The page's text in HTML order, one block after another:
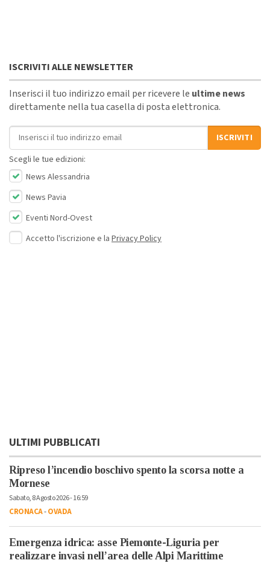
ISCRIVITI ALLE NEWSLETTER
Inserisci il tuo indirizzo email per ricevere le ultime news
direttamente nella tua casella di posta elettronica.
Indirizzo email
ISCRIVITI
Scegli le tue edizioni:
News Alessandria
News Pavia
Eventi Nord-Ovest
Accetto l'iscrizione e la Privacy Policy
ULTIMI PUBBLICATI
Ripreso l’incendio boschivo spento la scorsa notte a
Mornese
Sabato, 8 Agosto 2026 - 16:59
CRONACA-OVADA
Emergenza idrica: asse Piemonte-Liguria per
realizzare invasi nell’area delle Alpi Marittime